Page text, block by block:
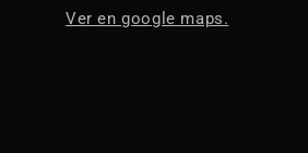
Ver en google maps.